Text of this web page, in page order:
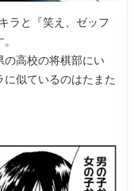
ラと『笑え、ゼッフ
の高校の将棋部にい
似ているのはたまた